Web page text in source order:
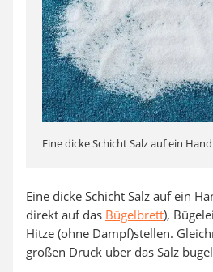
Eine dicke Schicht Salz auf ein
Eine dicke Schicht Salz auf ein
direkt auf das Bügelbrett),
Hitze (ohne Dampf)stellen.
großen Druck über das Salz